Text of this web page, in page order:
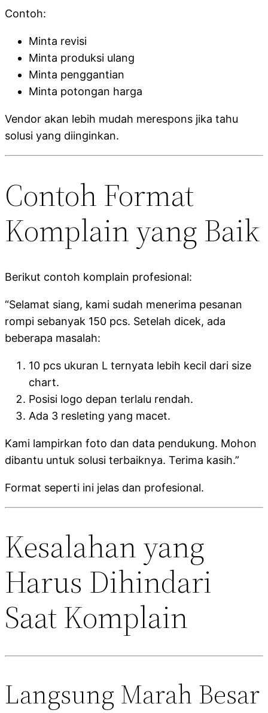
Contoh:
Minta revisi
Minta produksi ulang
Minta penggantian
Minta potongan harga
Vendor akan lebih mudah merespons jika tahu
solusi yang diinginkan.
Contoh Format
Komplain yang Baik
Berikut contoh komplain profesional:
“Selamat siang, kami sudah menerima pesanan
rompi sebanyak 150 pcs. Setelah dicek, ada
beberapa masalah:
10 pcs ukuran L ternyata lebih kecil dari size
chart.
Posisi logo depan terlalu rendah.
Ada 3 resleting yang macet.
Kami lampirkan foto dan data pendukung. Mohon
dibantu untuk solusi terbaiknya. Terima kasih.”
Format seperti ini jelas dan profesional.
Kesalahan yang
Harus Dihindari
Saat Komplain
Langsung Marah Besar